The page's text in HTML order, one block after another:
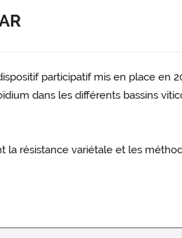
participatif mis en place en
dans les différents bassins
résistance variétale et les